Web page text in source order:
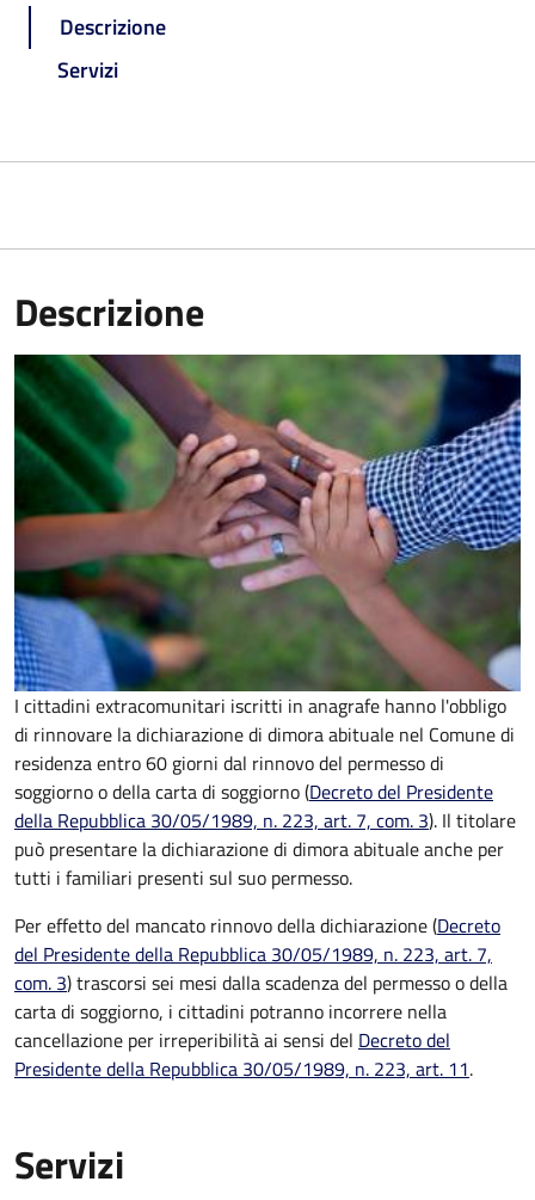
Descrizione
Servizi
Descrizione
I cittadini extracomunitari iscritti in anagrafe hanno l'obbligo
di rinnovare la dichiarazione di dimora abituale nel Comune di
residenza entro 60 giorni dal rinnovo del permesso di
soggiorno o della carta di soggiorno (Decreto del Presidente
della Repubblica 30/05/1989, n. 223, art. 7, com. 3). Il titolare
può presentare la dichiarazione di dimora abituale anche per
tutti i familiari presenti sul suo permesso.
Per effetto del mancato rinnovo della dichiarazione (Decreto
del Presidente della Repubblica 30/05/1989, n. 223, art. 7,
com. 3) trascorsi sei mesi dalla scadenza del permesso o della
carta di soggiorno, i cittadini potranno incorrere nella
cancellazione per irreperibilità ai sensi del Decreto del
Presidente della Repubblica 30/05/1989, n. 223, art. 11.
Servizi